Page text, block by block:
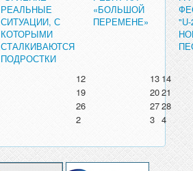
РЕАЛЬНЫЕ
СИТУАЦИИ, С
КОТОРЫМИ
СТАЛКИВАЮТСЯ
ПОДРОСТКИ
«БОЛЬШОЙ
ПЕРЕМЕНЕ»
12 13 14
19 2021
26 2728
2 3 4